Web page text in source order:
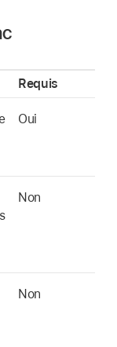
Requis
Oui
Non
Non